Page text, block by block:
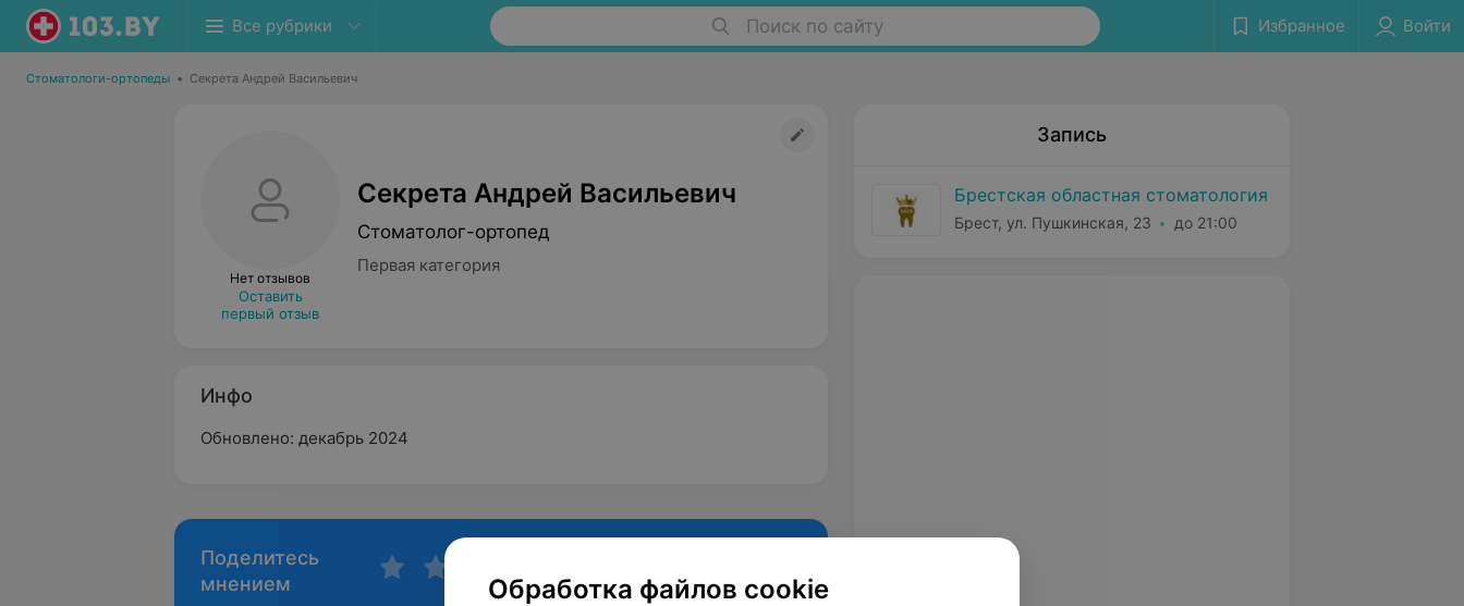
Все рубрики Поиск по сайту Избранное Войти
Стоматологи-ортопеды • Секрета Андрей Васильевич
Нет отзывов
Оставить
первый отзыв
Секрета Андрей Васильевич
Стоматолог-ортопед
Первая категория
Инфо
Обновлено: декабрь 2024
Поделитесь
мнением
Запись
Брестская областная стоматология
Брест, ул. Пушкинская, 23 до 21:00
Обработка файлов cookie